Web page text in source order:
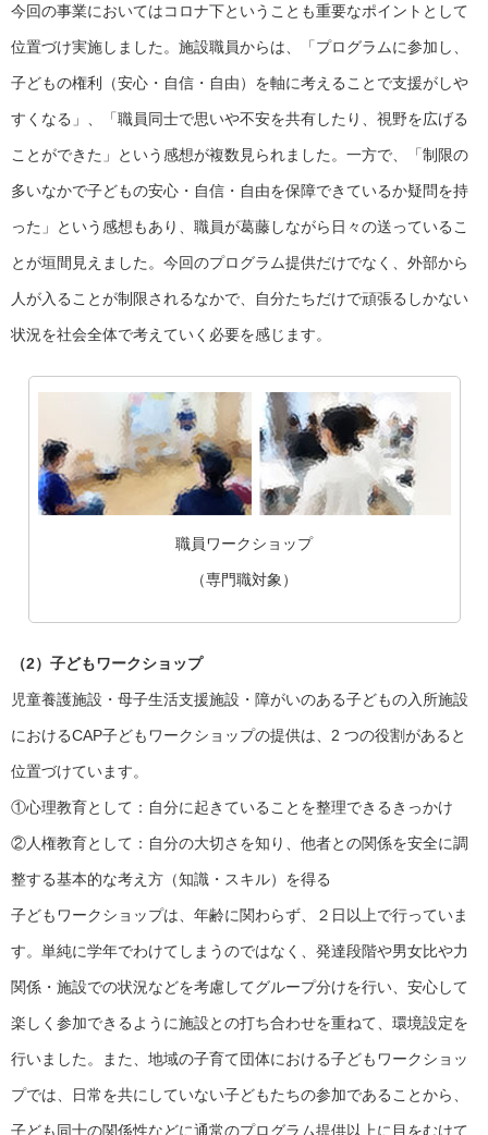
今回の事業においてはコロナ下ということも重要なポイントとして
位置づけ実施しました。施設職員からは、「プログラムに参加し、
子どもの権利（安心・自信・自由）を軸に考えることで支援がしや
すくなる」、「職員同士で思いや不安を共有したり、視野を広げる
ことができた」という感想が複数見られました。一方で、「制限の
多いなかで子どもの安心・自信・自由を保障できているか疑問を持
った」という感想もあり、職員が葛藤しながら日々の送っているこ
とが垣間見えました。今回のプログラム提供だけでなく、外部から
人が入ることが制限されるなかで、自分たちだけで頑張るしかない
状況を社会全体で考えていく必要を感じます。
職員ワークショップ
（専門職対象）
（2）子どもワークショップ
児童養護施設・母子生活支援施設・障がいのある子どもの入所施設
におけるCAP子どもワークショップの提供は、2 つの役割があると
位置づけています。
①心理教育として：自分に起きていることを整理できるきっかけ
②人権教育として：自分の大切さを知り、他者との関係を安全に調
整する基本的な考え方（知識・スキル）を得る
子どもワークショップは、年齢に関わらず、２日以上で行っていま
す。単純に学年でわけてしまうのではなく、発達段階や男女比や力
関係・施設での状況などを考慮してグループ分けを行い、安心して
楽しく参加できるように施設との打ち合わせを重ねて、環境設定を
行いました。また、地域の子育て団体における子どもワークショッ
プでは、日常を共にしていない子どもたちの参加であることから、
子ども同士の関係性などに通常のプログラム提供以上に目をむけて